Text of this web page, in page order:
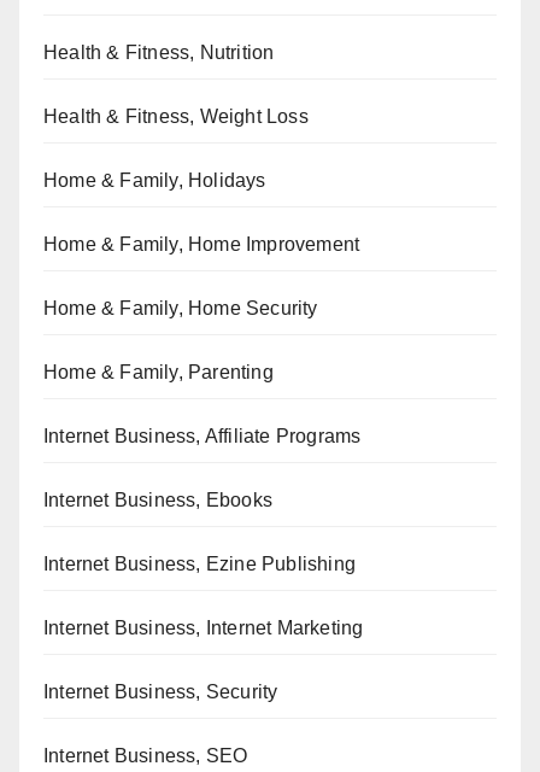
Health & Fitness, Nutrition
Health & Fitness, Weight Loss
Home & Family, Holidays
Home & Family, Home Improvement
Home & Family, Home Security
Home & Family, Parenting
Internet Business, Affiliate Programs
Internet Business, Ebooks
Internet Business, Ezine Publishing
Internet Business, Internet Marketing
Internet Business, Security
Internet Business, SEO